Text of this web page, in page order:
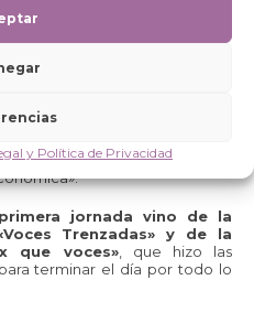
y Política de Privacidad
familias que empezaron, hoy
presidenta de
CEPIN en ese programa,
«un cambio de paradigma,
humana y ecológica y no
jornada vino de la
Trenzadas» y de la
que voces», que hizo las
terminar el día por todo lo